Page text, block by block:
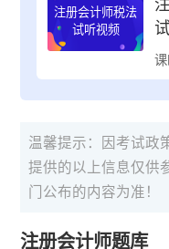
注册会计师税法
试听视频
温馨提示：因考试政
提供的以上信息仅供
门公布的内容为准！
注册会计师题库